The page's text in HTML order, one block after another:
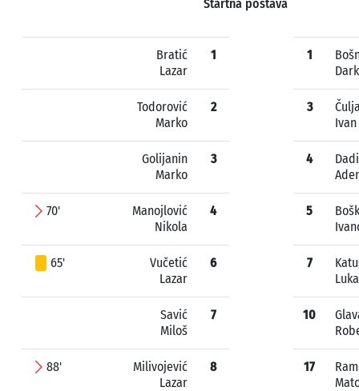
Startna postava
Bratić
Lazar
1
Todorović
Marko
2
Golijanin
Marko
3
70'
Manojlović
Nikola
4
65'
Vučetić
Lazar
6
Savić
Miloš
7
88'
Milivojević
Lazar
8
1
3
Ivan
4
5
7
Luka
10
17